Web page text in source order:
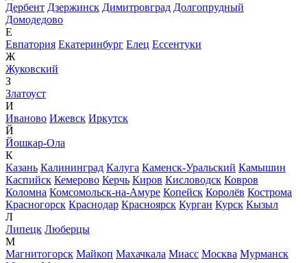
Дербент Дзержинск Димитровград Долгопрудный
Домодедово
Е
Евпатория Екатеринбург Елец Ессентуки
Ж
Жуковский
З
Златоуст
И
Иваново Ижевск Иркутск
Й
Йошкар-Ола
К
Казань Калининград Калуга Каменск-Уральский Камышин
Каспийск Кемерово Керчь Киров Кисловодск Ковров
Коломна Комсомольск-на-Амуре Копейск Королёв Кострома
Красногорск Краснодар Красноярск Курган Курск Кызыл
Л
Липецк Люберцы
М
Магнитогорск Майкоп Махачкала Миасс Москва Мурманск